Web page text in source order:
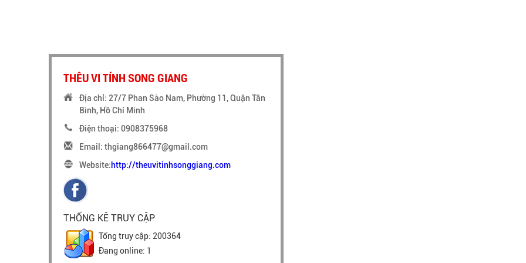
THÊU VI TÍNH SONG GIANG
Địa chỉ: 27/7 Phan Sào Nam, Phường 11, Quận Tân
Bình, Hồ Chí Minh
Điện thoại: 0908375968
Email: thgiang866477@gmail.com
Website:http://theuvitinhsonggiang.com
THỐNG KÊ TRUY CẬP
Tổng truy cập: 200364
Đang online: 1